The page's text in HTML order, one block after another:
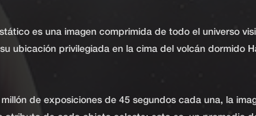
es una imagen comprimida de todo el universo
ubicación privilegiada en la cima del volcán dormido
de exposiciones de 45 segundos cada una, la